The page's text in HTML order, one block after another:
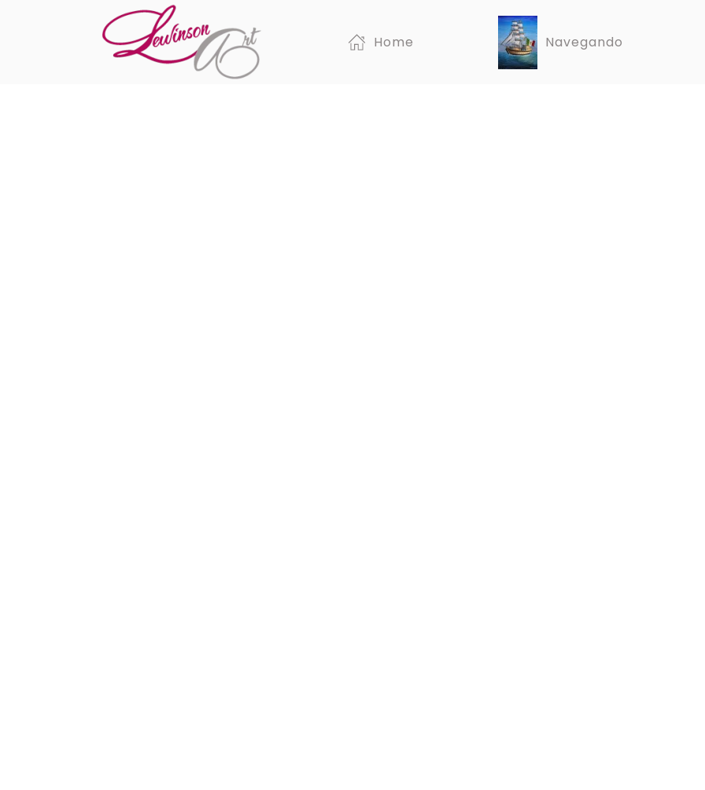
Skip to main content Home Navegando